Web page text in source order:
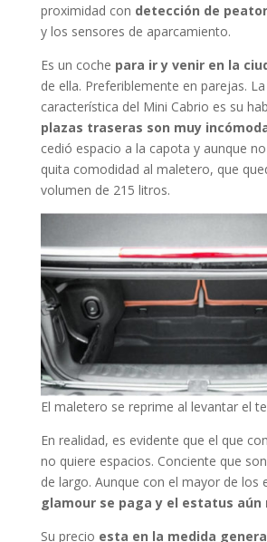
proximidad con detección de
y los sensores de aparcamiento.
Es un coche para ir y venir en la
de ella. Preferiblemente en parejas.
característica del Mini Cabrio es su
plazas traseras son muy
cedió espacio a la capota y aunque
quita comodidad al maletero, que
volumen de 215 litros.
El maletero se reprime al levantar el
En realidad, es evidente que el que
no quiere espacios. Conciente que
de largo. Aunque con el mayor de los
glamour se paga y el estatus aún
Su precio esta en la medida